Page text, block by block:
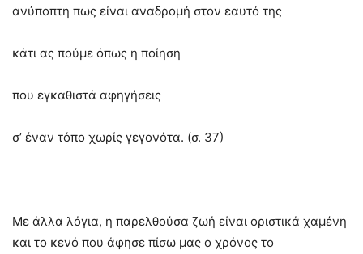
ανύποπτη πως είναι αναδρομή στον εαυτό της
κάτι ας πούμε όπως η ποίηση
που εγκαθιστά αφηγήσεις
σ’ έναν τόπο χωρίς γεγονότα. (σ. 37)
Με άλλα λόγια, η παρελθούσα ζωή είναι οριστικά χαμένη
και το κενό που άφησε πίσω μας ο χρόνος το